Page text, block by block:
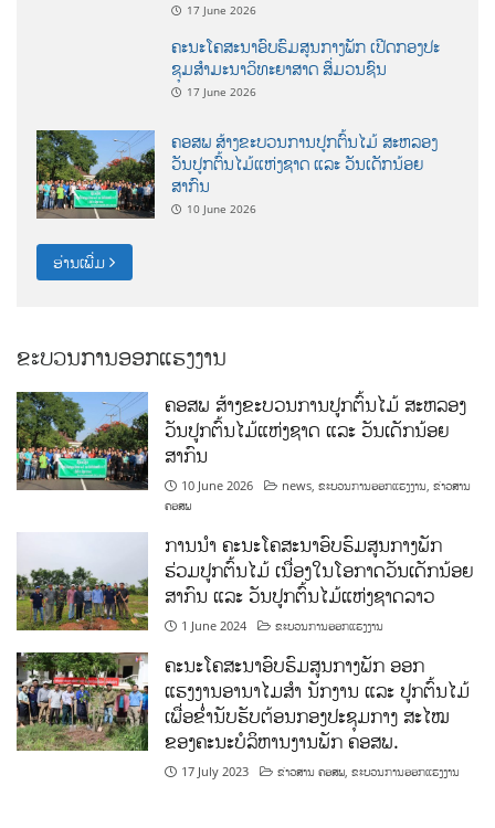
17 June 2026
ຄະນະໂຄສະນາອົບຮົມສູນກາງພັກ ເປີດກອງປະ
ຊຸມສຳມະນາວິທະຍາສາດ ສຶ່ມວນຊົນ
17 June 2026
ຄອສພ ສ້າງຂະບວນການປູກຕົ້ນໄມ້ ສະຫລອງ
ວັນປູກຕົ້ນໄມ້ແຫ່ງຊາດ ແລະ ວັນເດັກນ້ອຍ
ສາກົນ
10 June 2026
ອ່ານເພີ່ມ
ຂະບວນການອອກແຮງງານ
ຄອສພ ສ້າງຂະບວນການປູກຕົ້ນໄມ້ ສະຫລອງ
ວັນປູກຕົ້ນໄມ້ແຫ່ງຊາດ ແລະ ວັນເດັກນ້ອຍ
ສາກົນ
10 June 2026 news ,ຂະບວນການອອກແຮງງານ ,ຂ່າວສານ
ຄອສພ
ການນໍາ ຄະນະໂຄສະນາອົບຮົມສູນກາງພັກ
ຮ່ວມປູກຕົ້ນໄມ້ ເນື່ອງໃນໂອກາດວັນເດັກນ້ອຍ
ສາກົນ ແລະ ວັນປູກຕົ້ນໄມ້ແຫ່ງຊາດລາວ
1 June 2024 ຂະບວນການອອກແຮງງານ
ຄະນະໂຄສະນາອົບຮົມສູນກາງພັກ ອອກ
ແຮງງານອານາໄມສໍາ ນັກງານ ແລະ ປູກຕົ້ນໄມ້
ເພື່ອຂໍ່ານັບຮັບຕ້ອນກອງປະຊຸມກາງ ສະໄໝ
ຂອງຄະນະບໍລິຫານງານພັກ ຄອສພ.
17 July 2023 ຂ່າວສານ ຄອສພ ,ຂະບວນການອອກແຮງງານ